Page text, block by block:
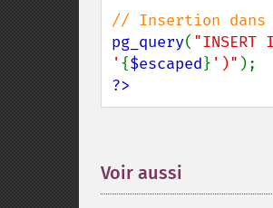
pg_query(
' {$escaped} ')"
?>
Voir aussi